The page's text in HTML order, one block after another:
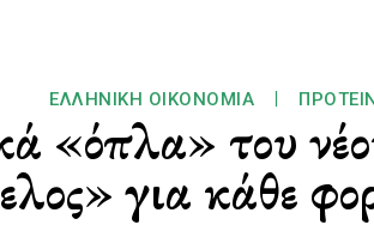
ΕΛΛΗΝΙΚΉ ΟΙΚΟΝΟΜΊΑ
«όπλα» του
για κάθε